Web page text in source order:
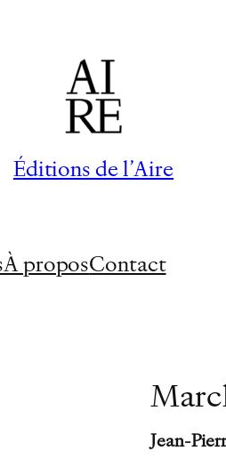
Éditions de l’Aire
À proposContact
Jean-